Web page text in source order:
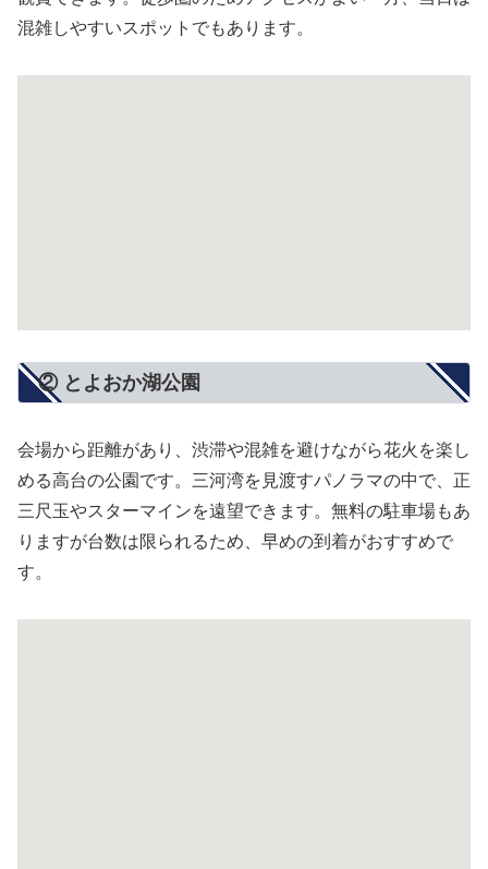
混雑しやすいスポットでもあります。
② とよおか湖公園
会場から距離があり、渋滞や混雑を避けながら花火を楽し
める高台の公園です。三河湾を見渡すパノラマの中で、正
三尺玉やスターマインを遠望できます。無料の駐車場もあ
りますが台数は限られるため、早めの到着がおすすめで
す。